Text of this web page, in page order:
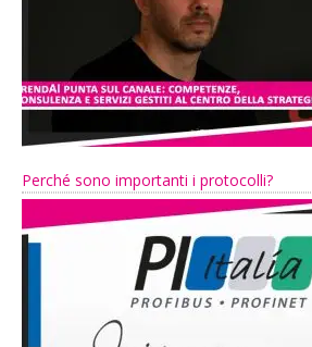
Perché sono importanti i protocolli?